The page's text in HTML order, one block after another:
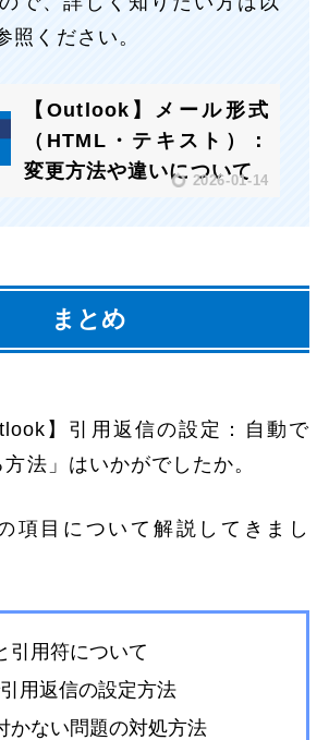
照ください。
【Outlook】メール形式
（HTML・テキスト）：
変更方法や違いについて
2026-01-14
まとめ
】引用返信の設定：自動で
法」はいかがでしたか。
項目について解説してきまし
引用符について
用返信の設定方法
かない問題の対処方法